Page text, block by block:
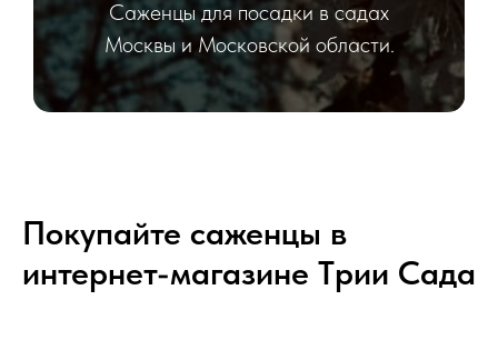
Саженцы для посадки в садах
Москвы и Московской области.
Покупайте саженцы в
интернет-магазине Tрии Сада